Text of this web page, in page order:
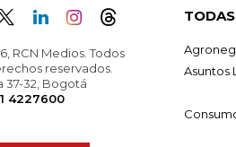
RCN Medios. Todos
reservados.
37-32, Bogotá
4227600
Asuntos